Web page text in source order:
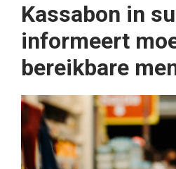
Kassabon in
informeert
bereikbare